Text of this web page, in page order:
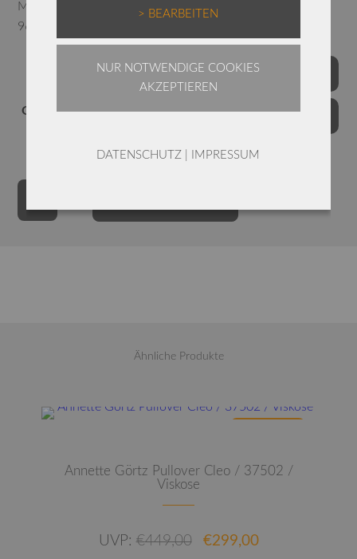
Material
96% Biobaumwolle, 4% Elasthan
Grössen
Annette
Görtz
Ähnliche Produkte
Dieses Produkt weist mehrere Varianten auf. Die Optionen können auf der Produktseite gewählt werden
Annette Görtz Pullover Cleo / 37502 /
Viskose
UVP: €449,00
Ursprünglicher
€299,00Aktueller
> BEARBEITEN
NUR NOTWENDIGE COOKIES
AKZEPTIEREN
DATENSCHUTZ IMPRESSUM